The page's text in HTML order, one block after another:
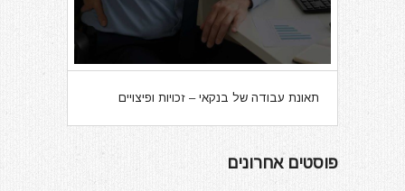
תאונת עבודה של בנקאי – זכויות ופיצויים
פוסטים אחרונים